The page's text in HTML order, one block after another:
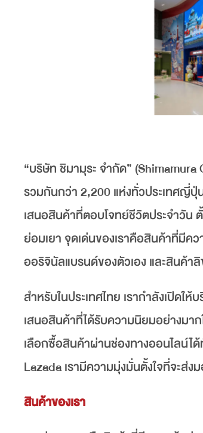
“บริษัท ชิมามุระ จำกัด”
รวมกันกว่า 2,200 แห่งทั่วประเทศญี่
เสนอสินค้าที่ตอบโจทย์ชีวิตประจำวัน
ย่อมเยา จุดเด่นของเราคือสินค้าที่มี
ออริจินัลแบรนด์ของตัวเอง และสินค้
สำหรับในประเทศไทย เรากำลังเปิด
เสนอสินค้าที่ได้รับความนิยมอย่างมา
เลือกซื้อสินค้าผ่านช่องทางออนไลน์ได้
Lazada เรามีความมุ่งมั่นตั้งใจที่จะส่
สินค้าของเรา